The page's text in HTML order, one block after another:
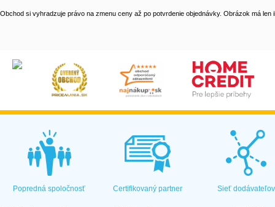
Obchod si vyhradzuje právo na zmenu ceny až po potvrdenie objednávky. Obrázok má len
Popredná spoločnosť Certifikovaný partner Sieť dodávateľov